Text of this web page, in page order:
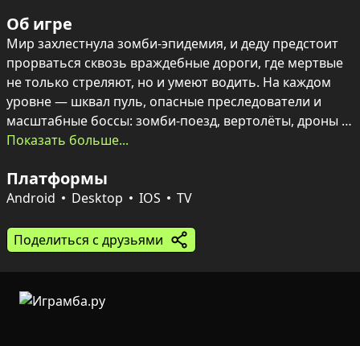
Об игре
Мир захлестнула зомби-эпидемия, и деду предстоит
прорваться сквозь враждебные дороги, где мертвые
не только стреляют, но и умеют водить. На каждом
уровне — шквал пуль, опасные преследователи и
масштабные боссы: зомби-поезд, вертолёты, дроны и
бронированные джипы. Атмосфера — смесь ретро-
уничтожений делают каждую перестрелку зрелищной.
стволы, приклады, рукояти, ставь прицелы, глушители
и компенсаторы, а то и подручные предметы вроде
пушки, проходи локации от жарких пустынь до
морских схваток и испытывай созданное оружие
Показать больше...
Платформы
Android Desktop IOS TV
Поделиться с друзьями